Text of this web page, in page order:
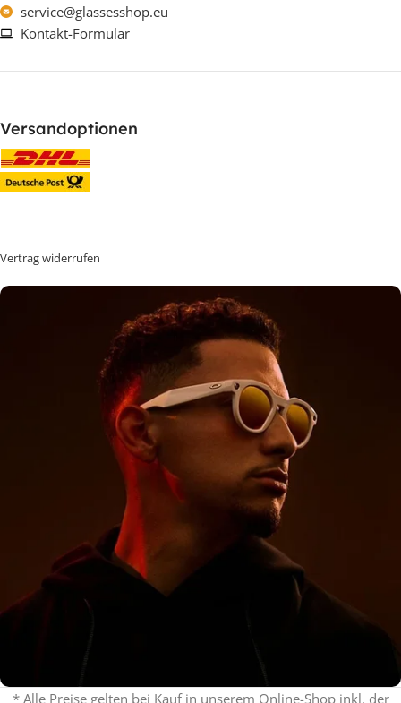
service@glassesshop.eu
Kontakt-Formular
Versandoptionen
Vertrag widerrufen
* Alle Preise gelten bei Kauf in unserem Online-Shop inkl. der